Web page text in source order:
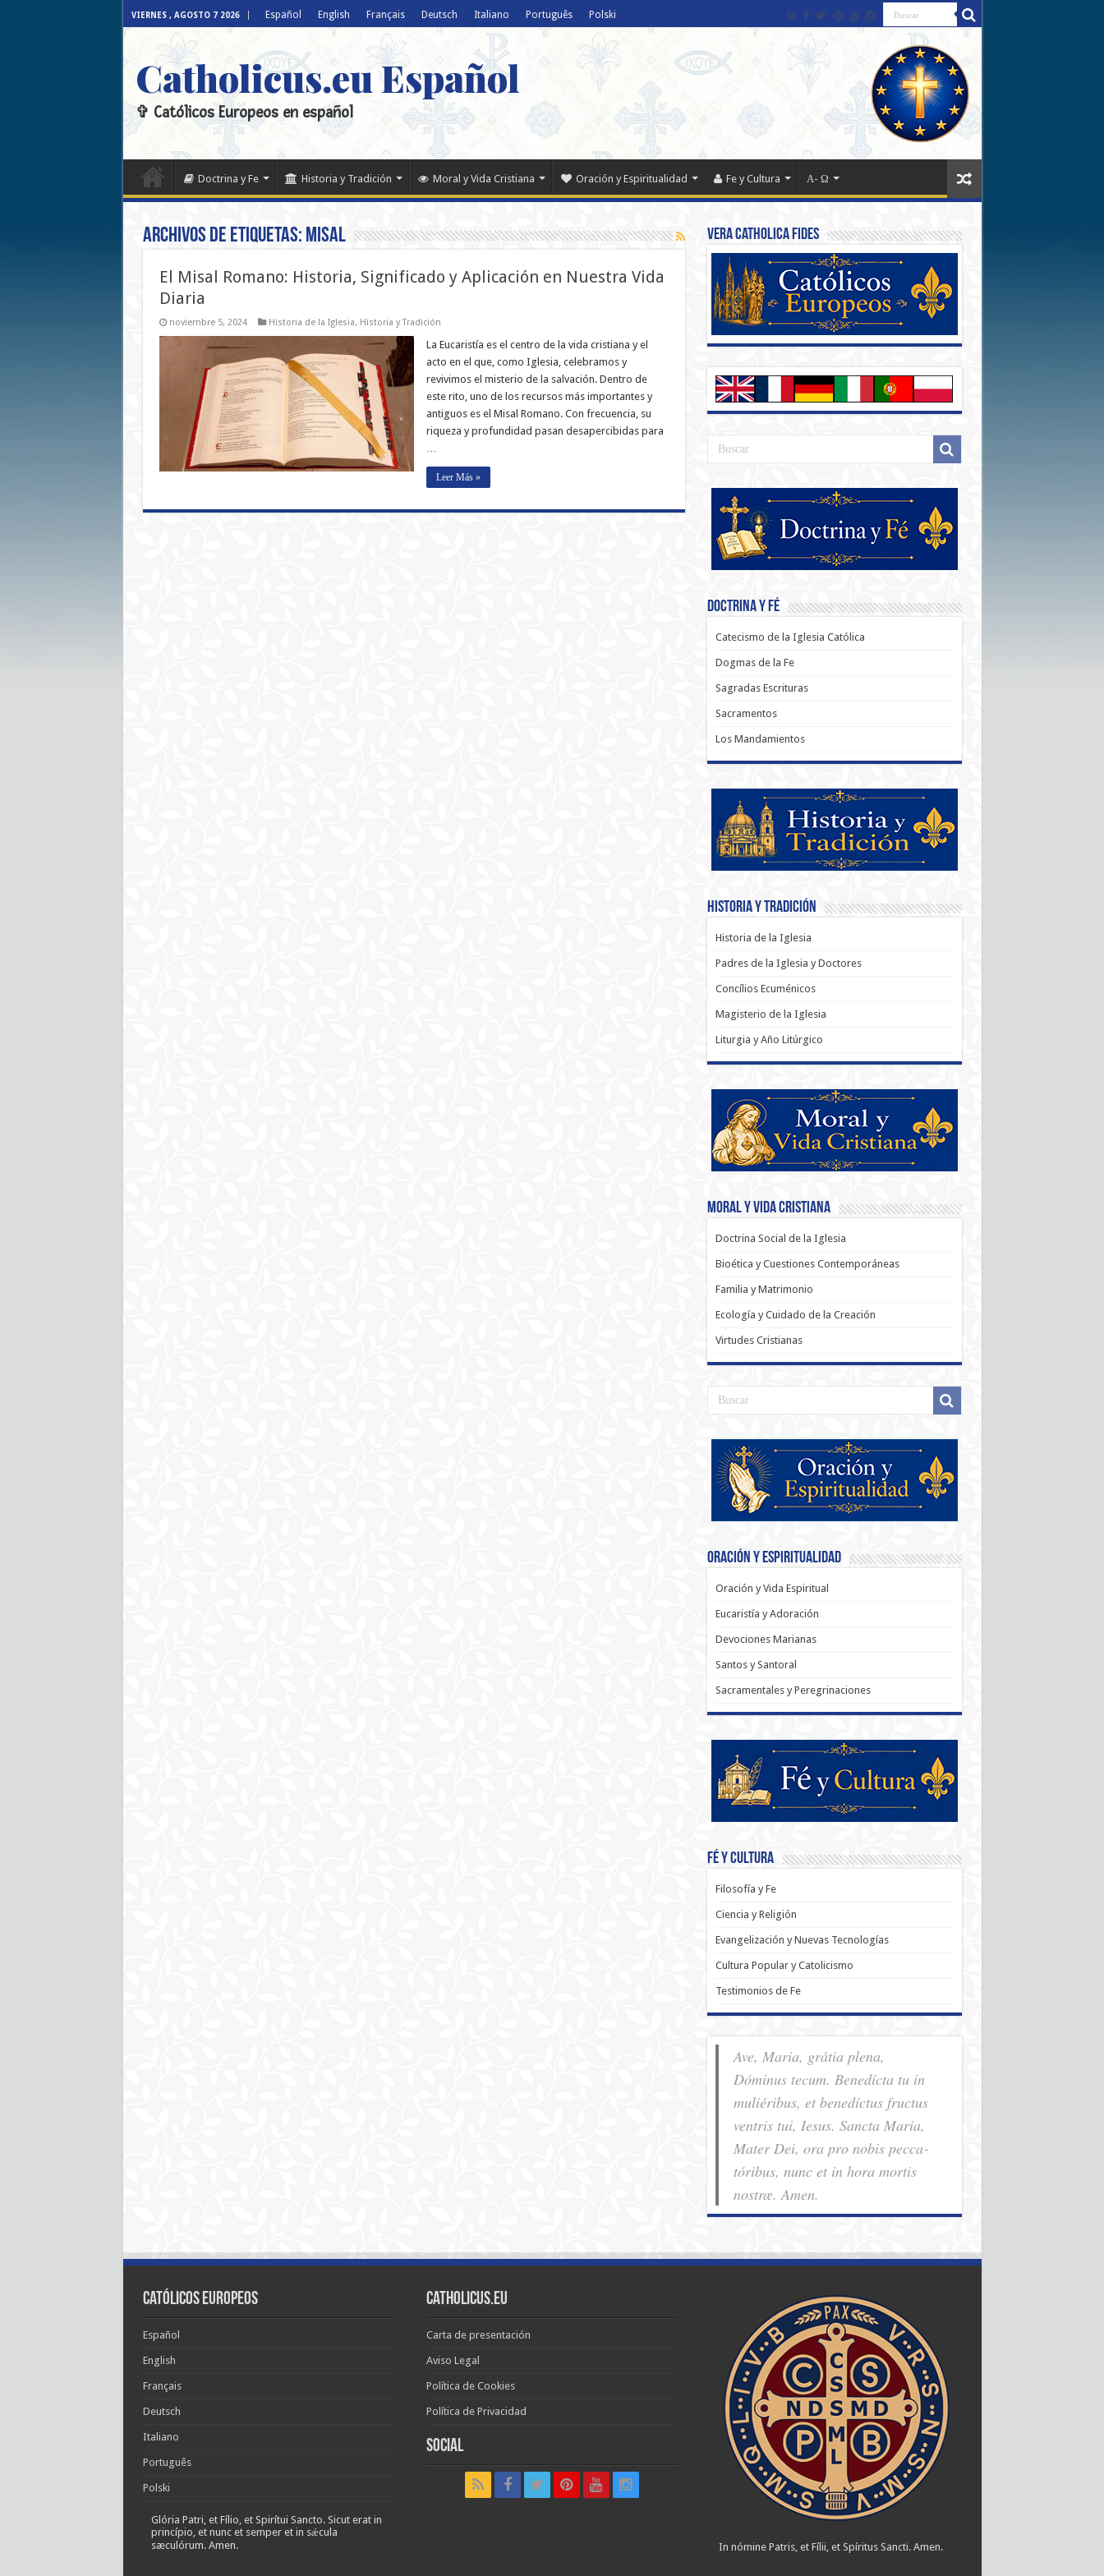
VIERNES , AGOSTO 7 2026 Español English Français Deutsch Italiano Português Polski
Catholicus.eu Español
✞ Católicos Europeos en español
Doctrina y Fe Historia y Tradición Moral y Vida Cristiana Oración y Espiritualidad Fe y Cultura Α- Ω
Archivos de etiquetas: misal
El Misal Romano: Historia, Significado y Aplicación en Nuestra Vida
Diaria
noviembre 5, 2024 Historia de la Iglesia, Historia y Tradición
La Eucaristía es el centro de la vida cristiana y el
acto en el que, como Iglesia, celebramos y
revivimos el misterio de la salvación. Dentro de
este rito, uno de los recursos más importantes y
antiguos es el Misal Romano. Con frecuencia, su
riqueza y profundidad pasan desapercibidas para
…
Leer Más »
Vera Catholica Fides
Doctrina y Fé
Catecismo de la Iglesia Católica
Dogmas de la Fe
Sagradas Escrituras
Sacramentos
Los Mandamientos
Historia y Tradición
Historia de la Iglesia
Padres de la Iglesia y Doctores
Concílios Ecuménicos
Magisterio de la Iglesia
Liturgia y Año Litúrgico
Moral y Vida Cristiana
Doctrina Social de la Iglesia
Bioética y Cuestiones Contemporáneas
Familia y Matrimonio
Ecología y Cuidado de la Creación
Virtudes Cristianas
Oración y Espiritualidad
Oración y Vida Espiritual
Eucaristía y Adoración
Devociones Marianas
Santos y Santoral
Sacramentales y Peregrinaciones
Fé y Cultura
Filosofía y Fe
Ciencia y Religión
Evangelización y Nuevas Tecnologías
Cultura Popular y Catolicismo
Testimonios de Fe
Ave, Maria, grátia plena,
Dóminus tecum. Benedícta tu in
muliéribus, et benedíctus fructus
ventris tui, Iesus. Sancta Maria,
Mater Dei, ora pro nobis pec­ca­
tóribus, nunc et in hora mortis
nostræ. Amen.
Católicos Europeos
Español
English
Français
Deutsch
Italiano
Português
Polski
Glória Patri, et Fílio, et Spirítui Sancto. Sicut erat in
princípio, et nunc et semper et in sǽcula
sæculórum. Amen.
Catholicus.eu
Carta de presentación
Aviso Legal
Política de Cookies
Política de Privacidad
Social
In nómine Patris, et Fílii, et Spíritus Sancti. Amen.